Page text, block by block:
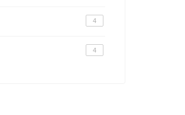
4
4